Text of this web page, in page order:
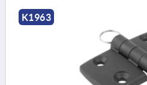
2) Achsbolzen
K1963